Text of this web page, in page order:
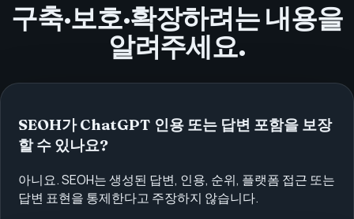
구축·보호·확장하려는 내용을
알려주세요.
SEOH가 ChatGPT 인용 또는 답변 포함을 보장
할 수 있나요?
아니요. SEOH는 생성된 답변, 인용, 순위, 플랫폼 접근 또는
답변 표현을 통제한다고 주장하지 않습니다.